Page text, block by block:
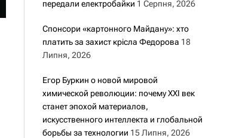
передали електробайки 1 Серпня, 2026
Спонсори «картонного Майдану»: хто
платить за захист крісла Федорова 18
Липня, 2026
Егор Буркин о новой мировой
химической революции: почему XXI век
станет эпохой материалов,
искусственного интеллекта и глобальной
борьбы за технологии 15 Липня, 2026